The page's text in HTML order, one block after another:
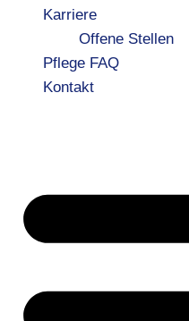
Karriere
Offene Stellen
Pflege FAQ
Kontakt